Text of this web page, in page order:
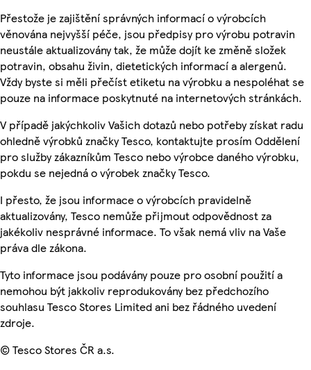
Přestože je zajištění správných informací o výrobcích
věnována nejvyšší péče, jsou předpisy pro výrobu potravin
neustále aktualizovány tak, že může dojít ke změně složek
potravin, obsahu živin, dietetických informací a alergenů.
Vždy byste si měli přečíst etiketu na výrobku a nespoléhat se
pouze na informace poskytnuté na internetových stránkách.
V případě jakýchkoliv Vašich dotazů nebo potřeby získat radu
ohledně výrobků značky Tesco, kontaktujte prosím Oddělení
pro služby zákazníkům Tesco nebo výrobce daného výrobku,
pokdu se nejedná o výrobek značky Tesco.
I přesto, že jsou informace o výrobcích pravidelně
aktualizovány, Tesco nemůže přijmout odpovědnost za
jakékoliv nesprávné informace. To však nemá vliv na Vaše
práva dle zákona.
Tyto informace jsou podávány pouze pro osobní použití a
nemohou být jakkoliv reprodukovány bez předchozího
souhlasu Tesco Stores Limited ani bez řádného uvedení
zdroje.
© Tesco Stores ČR a.s.